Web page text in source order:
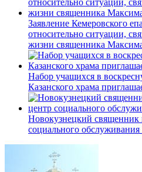
Заявление Кемеровского
относительно ситуации,
жизни священника
Набор учащихся в
Казанского храма
Новокузнецкий
социального обслуживания